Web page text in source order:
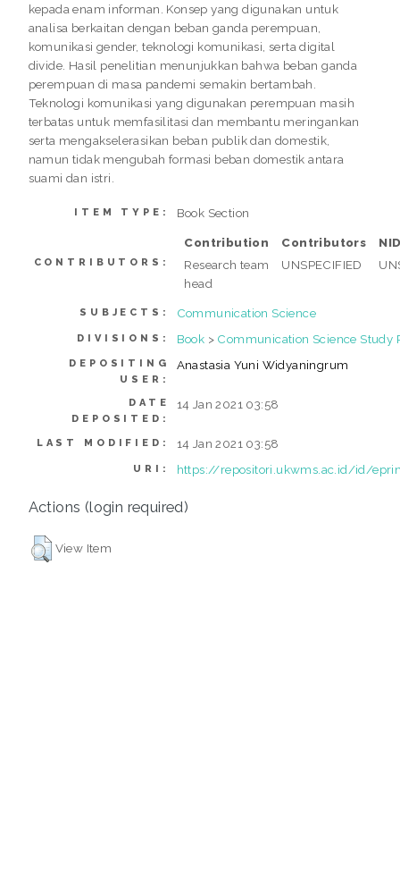
kepada enam informan. Konsep yang digunakan untuk
analisa berkaitan dengan beban ganda perempuan,
komunikasi gender, teknologi komunikasi, serta digital
divide. Hasil penelitian menunjukkan bahwa beban ganda
perempuan di masa pandemi semakin bertambah.
Teknologi komunikasi yang digunakan perempuan masih
terbatas untuk memfasilitasi dan membantu meringankan
serta mengakselerasikan beban publik dan domestik,
namun tidak mengubah formasi beban domestik antara
suami dan istri.
ITEM TYPE: Book Section
CONTRIBUTORS:
Contribution Contributors
Research team
head
UNSPECIFIED
SUBJECTS: Communication Science
DIVISIONS: Book > Communication Science Study
DEPOSITING
USER:
Anastasia Yuni Widyaningrum
DATE
DEPOSITED:
14 Jan 2021 03:58
LAST MODIFIED: 14 Jan 2021 03:58
URI: https://repositori.ukwms.ac.id/id/
Actions (login required)
View Item